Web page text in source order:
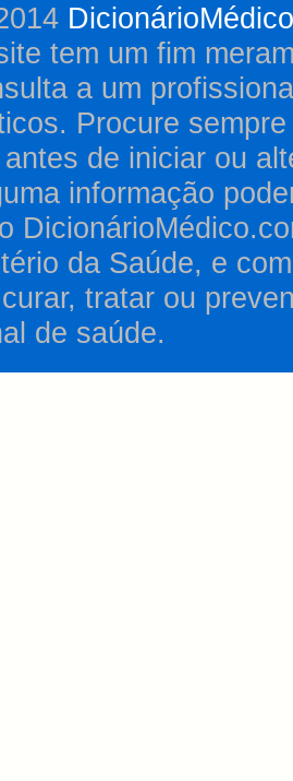
tem um fim
a um
Procure
de iniciar ou
informação
da Saúde, e
tratar ou
de saúde.